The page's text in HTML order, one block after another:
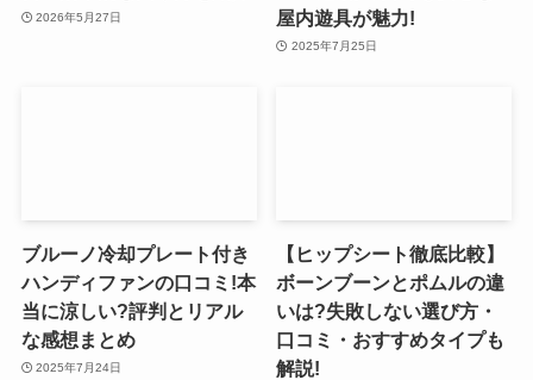
2026年5月27日
屋内遊具が魅力!
2025年7月25日
ブルーノ冷却プレート付き
ハンディファンの口コミ!本
当に涼しい?評判とリアル
な感想まとめ
2025年7月24日
【ヒップシート徹底比較】
ボーンブーンとポムルの違
いは?失敗しない選び方・
口コミ・おすすめタイプも
解説!